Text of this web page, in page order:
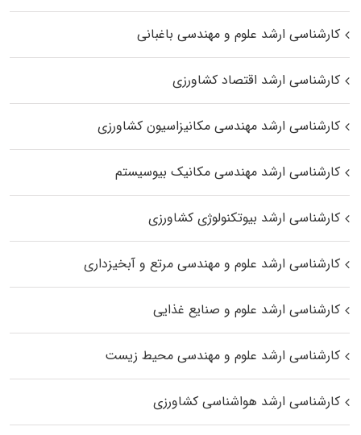
کارشناسی ارشد علوم و مهندسی باغبانی
کارشناسی ارشد اقتصاد کشاورزی
کارشناسی ارشد مهندسی مکانیزاسیون کشاورزی
کارشناسی ارشد مهندسی مکانیک بیوسیستم
کارشناسی ارشد بیوتکنولوژی کشاورزی
کارشناسی ارشد علوم و مهندسی مرتع و آبخیزداری
کارشناسی ارشد علوم و صنایع غذایی
کارشناسی ارشد علوم و مهندسی محیط زیست
کارشناسی ارشد هواشناسی کشاورزی